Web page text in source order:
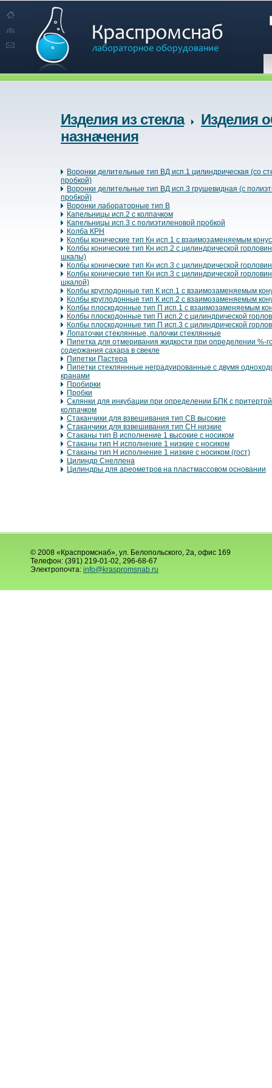
Изделия из стекла
Изделия
назначения
Воронки делительные тип ВД исп.1 цилиндрическая (со
пробкой)
Воронки делительные тип ВД исп.3 грушевидная (с
пробкой)
Воронки лабораторные тип В
Капельницы исп.2 с колпачком
Капельницы исп.3 с полиэтиленовой пробкой
Колба КРН
Колбы конические тип Кн исп.1 с взаимозаменяемым
Колбы конические тип Кн исп.2 с цилиндрической
шкалы)
Колбы конические тип Кн исп.3 с цилиндрической
Колбы конические тип Кн исп.3 с цилиндрической
шкалой)
Колбы круглодонные тип К исп.1 с взаимозаменяемым
Колбы круглодонные тип К исп.2 с взаимозаменяемым
Колбы плоскодонные тип П исп.1 с взаимозаменяемым
Колбы плоскодонные тип П исп.2 с цилиндрической
Колбы плоскодонные тип П исп.3 с цилиндрической
Лопаточки стеклянные, палочки стеклянные
Пипетка для отмеривания жидкости при определении %-
содержания сахара в свекле
Пипетки Пастера
Пипетки стекляннные неградуированные с двумя
кранами
Пробирки
Пробки
Склянки для инкубации при определении БПК с
колпачком
Стаканчики для взвешивания тип СВ высокие
Стаканчики для взвешивания тип СН низкие
Стаканы тип В исполнение 1 высокие с носиком
Стаканы тип Н исполнение 1 низкие с носиком
Стаканы тип Н исполнение 1 низкие с носиком (гост)
Цилиндр Снеллена
Цилиндры для ареометров на пластмассовом основании
© 2008 «Краспромснаб», ул. Белопольского, 2а, офис 169
Телефон: (391) 219-01-02, 296-68-67
Электропочта: info@kraspromsnab.ru